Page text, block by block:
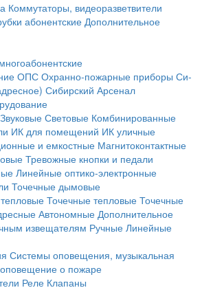
Коммутаторы, видеоразветвители
абонентские Дополнительное
ОПС Охранно-пожарные приборы Си-
Сибирский Арсенал
Звуковые Световые Комбинированные
ИК для помещений ИК уличные
и емкостные Магнитоконтактные
Тревожные кнопки и педали
Линейные оптико-электронные
Точечные дымовые
Точечные тепловые Точечные
Автономные Дополнительное
извещателям Ручные Линейные
Системы оповещения, музыкальная
о пожаре
Реле Клапаны